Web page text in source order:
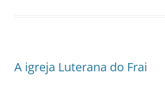
A igreja Luterana do Frai